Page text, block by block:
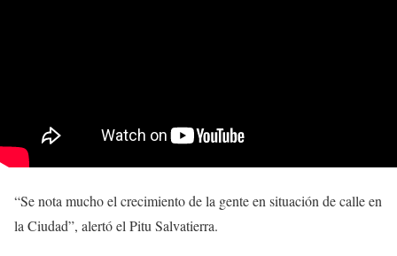
“Se nota mucho el crecimiento de la gente en situación de calle en
la Ciudad”, alertó el Pitu Salvatierra.